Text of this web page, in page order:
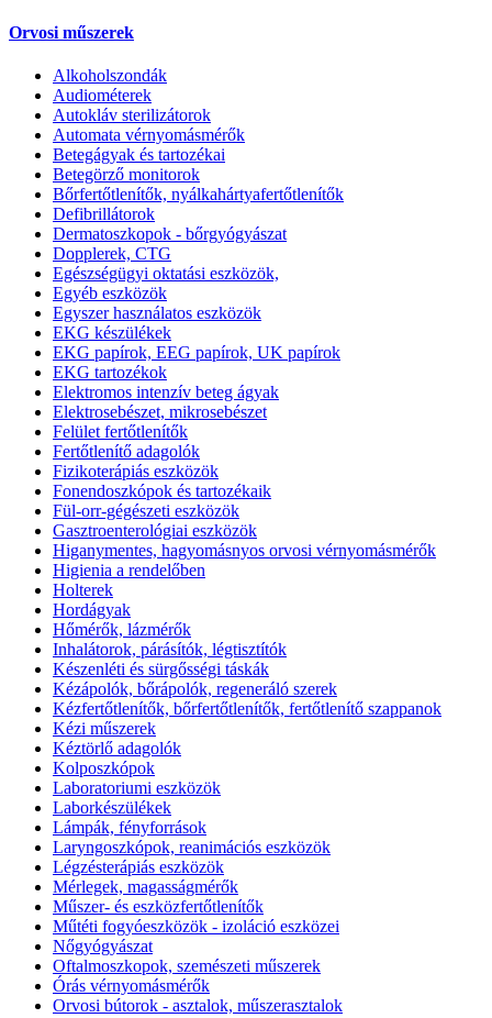
Orvosi műszerek
Alkoholszondák
Audiométerek
Autokláv sterilizátorok
Automata vérnyomásmérők
Betegágyak és tartozékai
Betegörző monitorok
Bőrfertőtlenítők, nyálkahártyafertőtlenítők
Defibrillátorok
Dermatoszkopok - bőrgyógyászat
Dopplerek, CTG
Egészségügyi oktatási eszközök,
Egyéb eszközök
Egyszer használatos eszközök
EKG készülékek
EKG papírok, EEG papírok, UK papírok
EKG tartozékok
Elektromos intenzív beteg ágyak
Elektrosebészet, mikrosebészet
Felület fertőtlenítők
Fertőtlenítő adagolók
Fizikoterápiás eszközök
Fonendoszkópok és tartozékaik
Fül-orr-gégészeti eszközök
Gasztroenterológiai eszközök
Higanymentes, hagyomásnyos orvosi vérnyomásmérők
Higienia a rendelőben
Holterek
Hordágyak
Hőmérők, lázmérők
Inhalátorok, párásítók, légtisztítók
Készenléti és sürgősségi táskák
Kézápolók, bőrápolók, regeneráló szerek
Kézfertőtlenítők, bőrfertőtlenítők, fertőtlenítő szappanok
Kézi műszerek
Kéztörlő adagolók
Kolposzkópok
Laboratoriumi eszközök
Laborkészülékek
Lámpák, fényforrások
Laryngoszkópok, reanimációs eszközök
Légzésterápiás eszközök
Mérlegek, magasságmérők
Műszer- és eszközfertőtlenítők
Műtéti fogyóeszközök - izoláció eszközei
Nőgyógyászat
Oftalmoszkopok, szemészeti műszerek
Órás vérnyomásmérők
Orvosi bútorok - asztalok, műszerasztalok